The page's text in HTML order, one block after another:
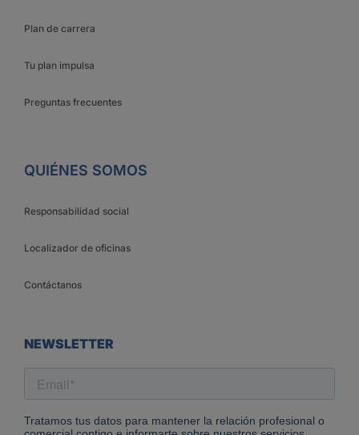
Plan de carrera
Tu plan impulsa
Preguntas frecuentes
QUIÉNES SOMOS
Responsabilidad social
Localizador de oficinas
Contáctanos
NEWSLETTER